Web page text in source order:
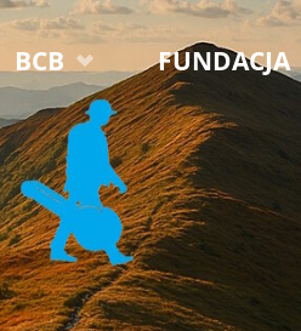
Przejdź
do
treści
BCB FUNDACJA